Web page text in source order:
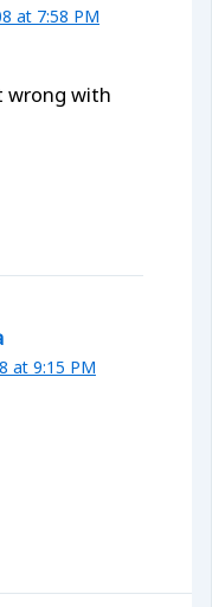
at 7:58 PM
wrong with
at 9:15 PM